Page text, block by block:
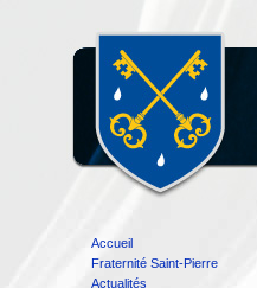
Accueil
Fraternité Saint-Pierre
Actualités